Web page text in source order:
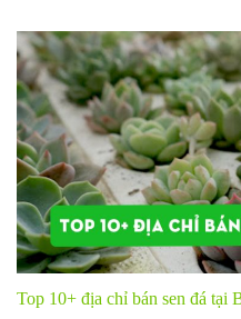
Top 10+ địa chỉ bán sen đá tại